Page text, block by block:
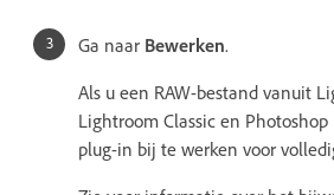
Ga naar Bewerken.
Als u een RAW-bestand vanuit
Lightroom Classic en
plug-in bij te werken voor